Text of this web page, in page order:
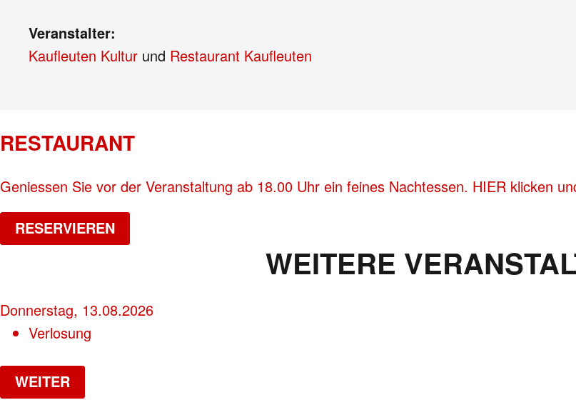
Veranstalter:
Kaufleuten Kultur und Restaurant Kaufleuten
RESTAURANT
Geniessen Sie vor der Veranstaltung ab 18.00 Uhr ein feines Nachtessen. HIER klicken
RESERVIEREN
WEITERE
Donnerstag, 13.08.2026
Verlosung
WEITER